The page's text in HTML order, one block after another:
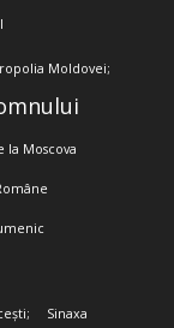
Moldovei;
la Moscova
Sinaxa